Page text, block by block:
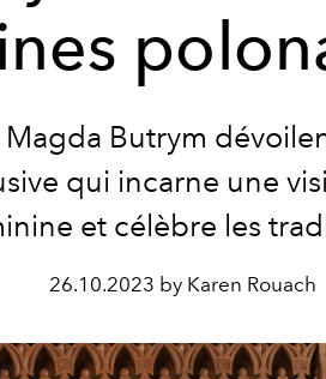
Magda Butrym
qui incarne une
et célèbre les
26.10.2023 by Karen Rouach